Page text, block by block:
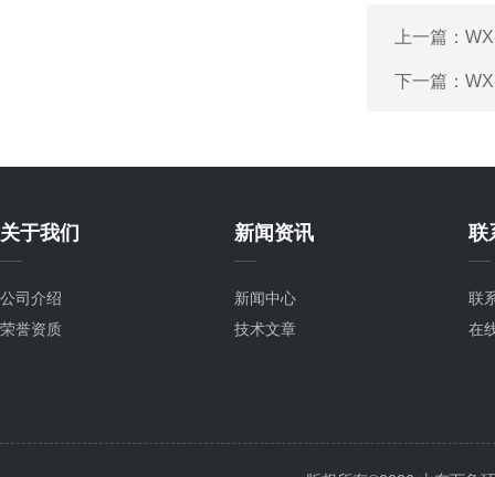
上一篇：
下一篇：
关于我们
公司介绍
荣誉资质
新闻资讯
新闻中心
技术文章
联
联
在